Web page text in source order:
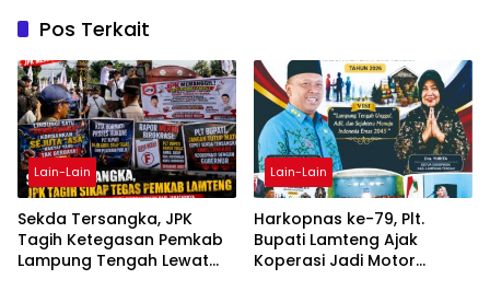
Pos Terkait
Lain-Lain
Sekda Tersangka, JPK
Tagih Ketegasan Pemkab
Lampung Tengah Lewat
Lain-Lain
Harkopnas ke-79, Plt.
Bupati Lamteng Ajak
Koperasi Jadi Motor